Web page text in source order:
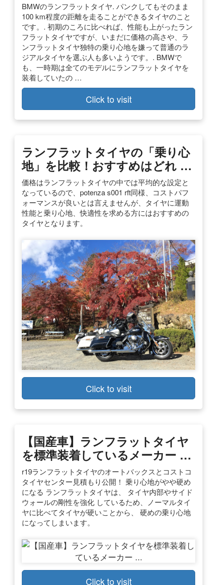
BMWのランフラットタイヤ. パンクしてもそのまま
100 km程度の距離を走ることができるタイヤのこと
です。. 初期のころに比べれば、性能も上がったラン
フラットタイヤですが、いまだに価格の高さや、ラ
ンフラットタイヤ独特の乗り心地を嫌って普通のラ
ジアルタイヤを選ぶ人も多いようです。. BMWで
も、一時期は全てのモデルにランフラットタイヤを
装着していたの …
Click to visit
ランフラットタイヤの「乗り心
地」を比較！おすすめはどれ …
価格はランフラットタイヤの中では平均的な設定と
なっているので、potenza s001 rft同様、コストパフ
ォーマンスが良いとは言えませんが、タイヤに運動
性能と乗り心地、快適性を求める方にはおすすめの
タイヤとなります。
Click to visit
【国産車】ランフラットタイヤ
を標準装着しているメーカー …
r19ランフラットタイヤのオートバックスとコストコ
タイヤセンター見積もり公開！ 乗り心地がやや硬め
になる ランフラットタイヤは、 タイヤ内部やサイド
ウォールの剛性を強化 しているため、ノーマルタイ
ヤに比べてタイヤが硬いことから、 硬めの乗り心地
になってしまいます。
Click to visit